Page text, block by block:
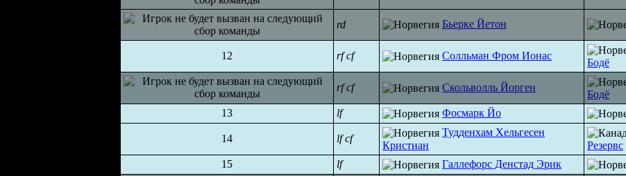
rd Бьерке Йетон
12 rf cf Солльман Фром Ионас
Бодё
rf cf Скольволль Йорген
Бодё
13 lf Фосмарк Йо
14 lf cf
Тудденхам Хельгесен
Кристиан
Резервс
15 lf Галлефорс Денстад Эрик